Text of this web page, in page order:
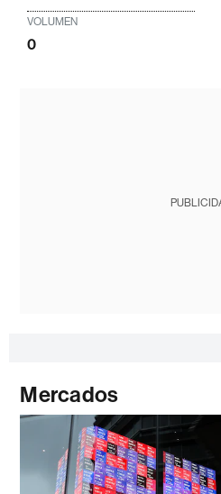
VOLUMEN
0
Mercados